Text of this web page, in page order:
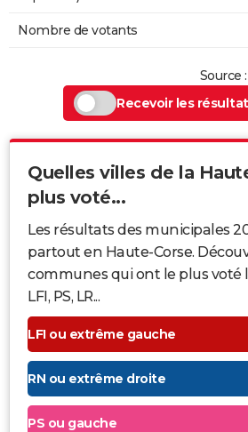
Nombre de votants
Source :
Recevoir les
Quelles villes de la
plus voté...
Les résultats des municipales
partout en Haute-Corse.
communes qui ont le plus voté
LFI, PS, LR...
LFI ou extrême gauche
RN ou extrême droite
PS ou gauche